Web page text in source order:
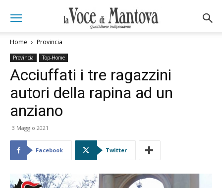
Home Provincia
Provincia Top-Home
Acciuffati i tre ragazzini
autori della rapina ad un
anziano
3 Maggio 2021
Facebook Twitter